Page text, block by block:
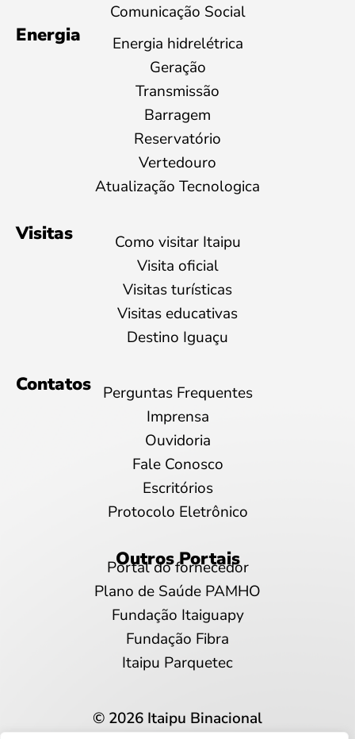
Comunicação Social
Energia
Energia hidrelétrica
Geração
Transmissão
Barragem
Reservatório
Vertedouro
Atualização Tecnologica
Visitas
Como visitar Itaipu
Visita oficial
Visitas turísticas
Visitas educativas
Destino Iguaçu
Contatos
Perguntas Frequentes
Imprensa
Ouvidoria
Fale Conosco
Escritórios
Protocolo Eletrônico
Outros Portais
Portal do fornecedor
Plano de Saúde PAMHO
Fundação Itaiguapy
Fundação Fibra
Itaipu Parquetec
© 2026 Itaipu Binacional